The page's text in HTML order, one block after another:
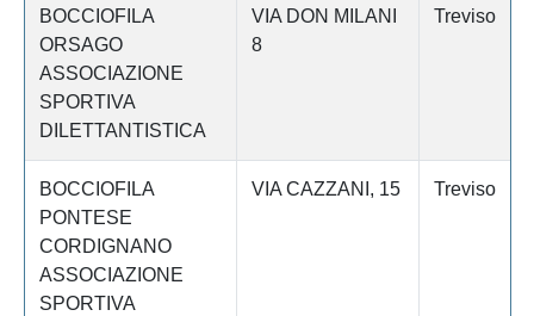
BOCCIOFILA
ORSAGO
ASSOCIAZIONE
SPORTIVA
DILETTANTISTICA
VIA DON MILANI
8
Treviso
BOCCIOFILA
PONTESE
CORDIGNANO
ASSOCIAZIONE
SPORTIVA
VIA CAZZANI, 15 Treviso